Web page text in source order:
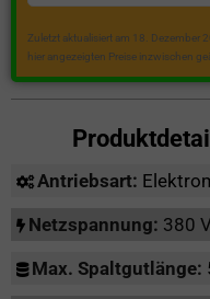
Zuletzt aktualisiert am 18. Dezember
hier angezeigten Preise inzwischen
Antriebsart:
Netzspannung: 380
Max. Spaltgutlänge: